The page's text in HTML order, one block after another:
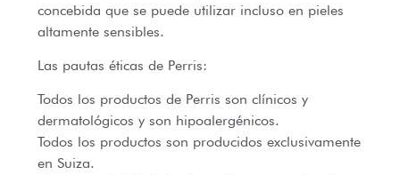
concebida que se puede utilizar incluso en pieles
altamente sensibles.
Las pautas éticas de Perris:
Todos los productos de Perris son clínicos y
dermatológicos y son hipoalergénicos.
Todos los productos son producidos exclusivamente
en Suiza.